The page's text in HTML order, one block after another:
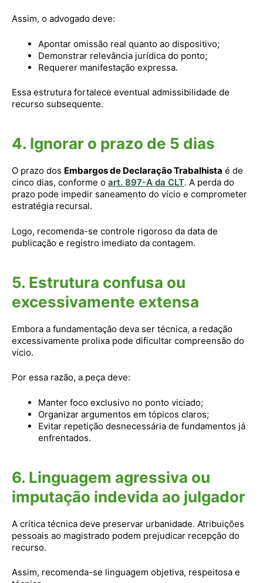
Assim, o advogado deve:
Apontar omissão real quanto ao dispositivo;
Demonstrar relevância jurídica do ponto;
Requerer manifestação expressa.
Essa estrutura fortalece eventual admissibilidade de
recurso subsequente.
4. Ignorar o prazo de 5 dias
O prazo dos Embargos de Declaração Trabalhista é de
cinco dias, conforme o art. 897-A da CLT. A perda do
prazo pode impedir saneamento do vício e comprometer
estratégia recursal.
Logo, recomenda-se controle rigoroso da data de
publicação e registro imediato da contagem.
5. Estrutura confusa ou
excessivamente extensa
Embora a fundamentação deva ser técnica, a redação
excessivamente prolixa pode dificultar compreensão do
vício.
Por essa razão, a peça deve:
Manter foco exclusivo no ponto viciado;
Organizar argumentos em tópicos claros;
Evitar repetição desnecessária de fundamentos já
enfrentados.
6. Linguagem agressiva ou
imputação indevida ao julgador
A crítica técnica deve preservar urbanidade. Atribuições
pessoais ao magistrado podem prejudicar recepção do
recurso.
Assim, recomenda-se linguagem objetiva, respeitosa e